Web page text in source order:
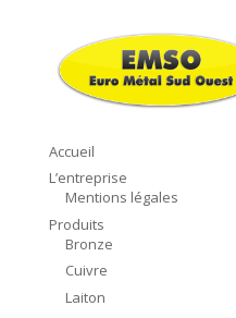
Accueil
L’entreprise
Mentions légales
Produits
Bronze
Cuivre
Laiton